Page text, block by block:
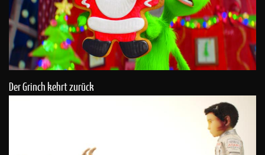
Der Grinch kehrt zurück